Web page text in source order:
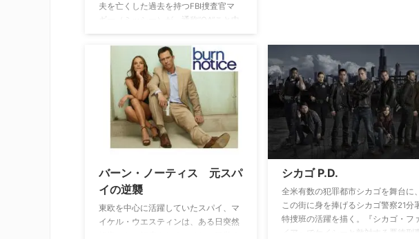
夫を亡くした過去を持つFBI捜査官マ
ギー（ミッシー）が、通称”OA”こと中
とコンビを組み、テロ・誘拐など一刻
一秒を争う緊急事態に挑む。
バーン・ノーティス 元スパ
イの逆襲
東欧を中心に活躍していたスパイ、マ
イケル・ウエスティンは、ある日突然
シカゴ P.D.
全米有数の犯罪都市シカゴを舞台に、
この街に身を捧げるシカゴ警察21分
特捜班の活躍を描く。『シカゴ・フ
イア』でケイシーと敵対する悪徳刑事